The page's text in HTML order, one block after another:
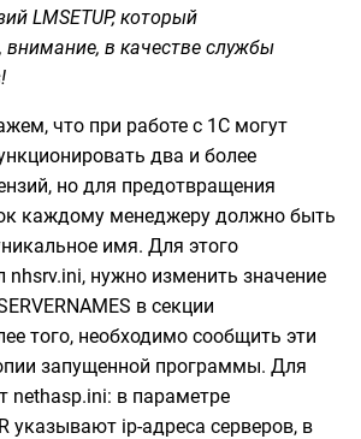
LMSETUP, который
внимание, в качестве службы
что при работе с 1С могут
два и более
но для предотвращения
каждому менеджеру должно быть
имя. Для этого
nhsrv.ini, нужно изменить значение
в секции
того, необходимо сообщить эти
запущенной программы. Для
nethasp.ini: в параметре
указывают ip-адреса серверов, в